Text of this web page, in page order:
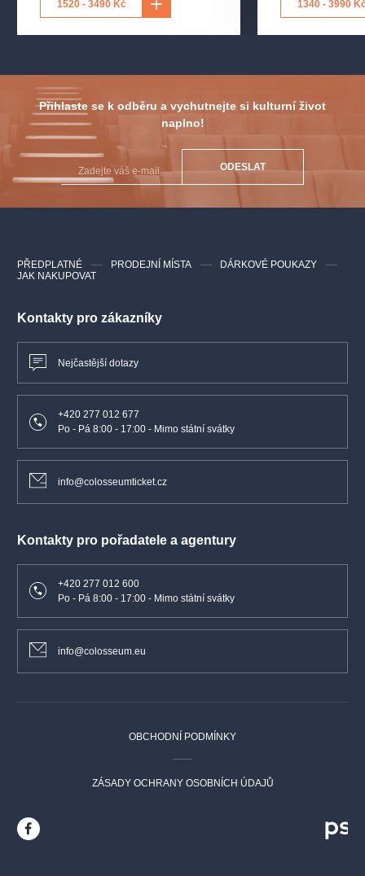
1520 - 3490 Kč 1340 - 3990
Přihlaste se k odběru a vychutnejte si kulturní život
naplno!
ODESLAT
Kontakty pro zákazníky
Nejčastější dotazy
+420 277 012 677
Po - Pá 8:00 - 17:00 - Mimo státní svátky
info@colosseumticket.cz
Kontakty pro pořadatele a agentury
+420 277 012 600
Po - Pá 8:00 - 17:00 - Mimo státní svátky
info@colosseum.eu
PŘEDPLATNÉ PRODEJNÍ MÍSTA
DÁRKOVÉ POUKAZY
JAK NAKUPOVAT
OBCHODNÍ PODMÍNKY
ZÁSADY OCHRANY OSOBNÍCH ÚDAJŮ